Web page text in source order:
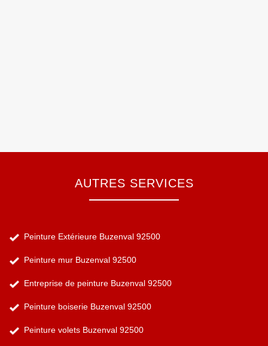
AUTRES SERVICES
Peinture Extérieure Buzenval 92500
Peinture mur Buzenval 92500
Entreprise de peinture Buzenval 92500
Peinture boiserie Buzenval 92500
Peinture volets Buzenval 92500